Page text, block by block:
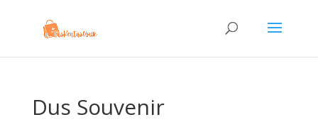
Dus Souvenir